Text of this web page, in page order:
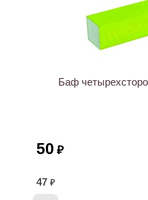
Баф
50 ₽
47 ₽